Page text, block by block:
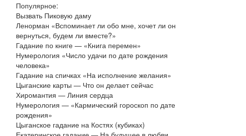
Популярное:
Вызвать Пиковую даму
Ленорман «Вспоминает ли обо мне, хочет ли он
вернуться, будем ли вместе?»
Гадание по книге — «Книга перемен»
Нумерология «Число удачи по дате рождения
человека»
Гадание на спичках «На исполнение желания»
Цыганские карты — Что он делает сейчас
Хиромантия — Линия сердца
Нумерология — «Кармический гороскоп по дате
рождения»
Цыганское гадание на Костях (кубиках)